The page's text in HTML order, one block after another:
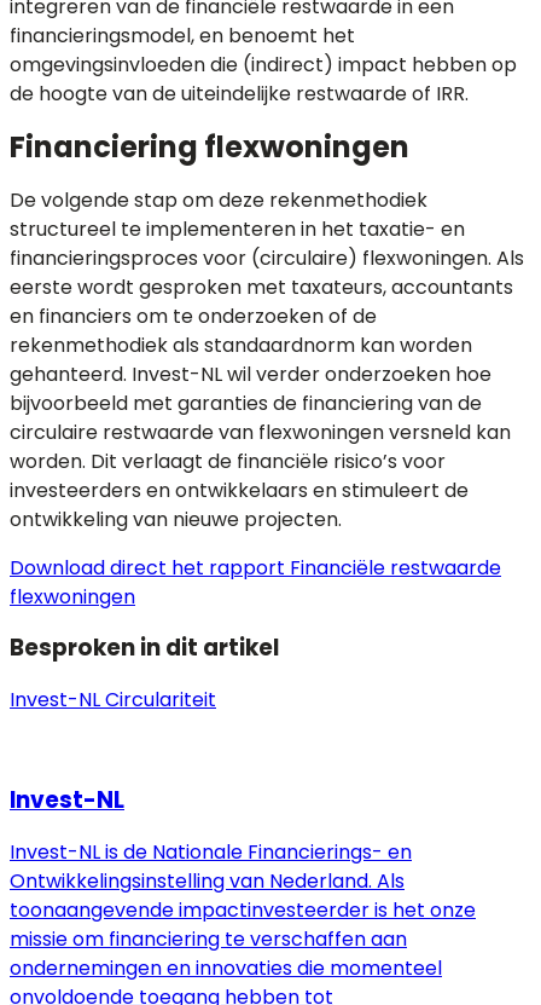
integreren van de financiële restwaarde in een
financieringsmodel, en benoemt het
omgevingsinvloeden die (indirect) impact hebben op
de hoogte van de uiteindelijke restwaarde of IRR.
Financiering flexwoningen
De volgende stap om deze rekenmethodiek
structureel te implementeren in het taxatie- en
financieringsproces voor (circulaire) flexwoningen. Als
eerste wordt gesproken met taxateurs, accountants
en financiers om te onderzoeken of de
rekenmethodiek als standaardnorm kan worden
gehanteerd. Invest-NL wil verder onderzoeken hoe
bijvoorbeeld met garanties de financiering van de
circulaire restwaarde van flexwoningen versneld kan
worden. Dit verlaagt de financiële risico’s voor
investeerders en ontwikkelaars en stimuleert de
ontwikkeling van nieuwe projecten.
Download direct het rapport Financiële restwaarde
flexwoningen
Besproken in dit artikel
Invest-NLCirculariteit
Invest-NL
Invest-NL is de Nationale Financierings- en
Ontwikkelingsinstelling van Nederland. Als
toonaangevende impactinvesteerder is het onze
missie om financiering te verschaffen aan
ondernemingen en innovaties die momenteel
onvoldoende toegang hebben tot